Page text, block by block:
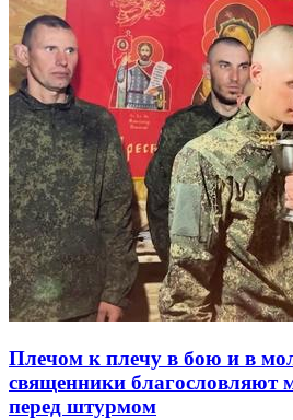
Плечом к плечу в бою и в
священники благословляют
перед штурмом